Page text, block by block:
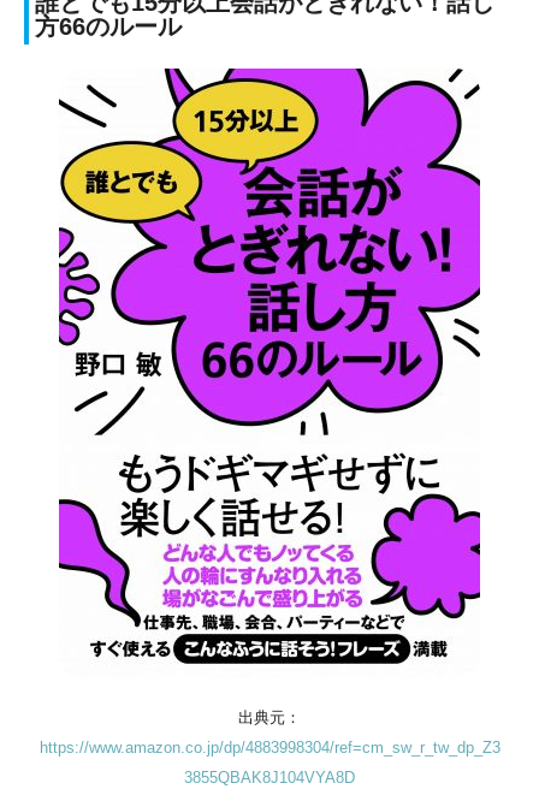
方66のルール
出典元：
https://www.amazon.co.jp/dp/4883998304/ref=cm_sw_r_tw_dp_Z3
3855QBAK8J104VYA8D